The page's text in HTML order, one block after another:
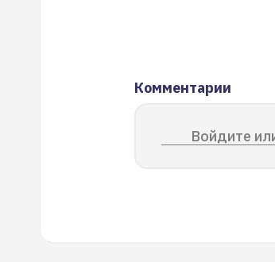
Комментарии
Войдите